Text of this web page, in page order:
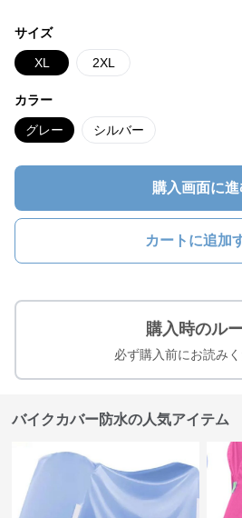
サイズ
XL 2XL
カラー
グレー シルバー
購入画面に進
カートに追加
購入時のル
必ず購入前にお読みく
バイクカバー防水の人気アイテム